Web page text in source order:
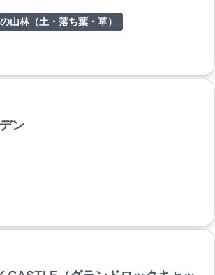
山林（土・落ち葉・草）
ン